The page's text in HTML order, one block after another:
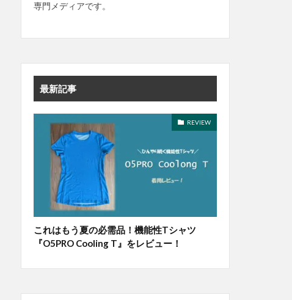
専門メディアです。
最新記事
REVIEW
これはもう夏の必需品！機能性Tシャツ
『O5PRO Cooling T』をレビュー！